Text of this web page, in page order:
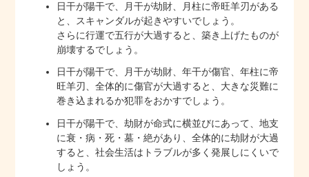
日干が陽干で、月干が劫財、月柱に帝旺羊刃がある
と、スキャンダルが起きやすいでしょう。
さらに行運で五行が大過すると、築き上げたものが
崩壊するでしょう。
日干が陽干で、月干が劫財、年干が傷官、年柱に帝
旺羊刃、全体的に傷官が大過すると、大きな災難に
巻き込まれるか犯罪をおかすでしょう。
日干が陽干で、劫財が命式に横並びにあって、地支
に衰・病・死・墓・絶があり、全体的に劫財が大過
すると、社会生活はトラブルが多く発展しにくいで
しょう。